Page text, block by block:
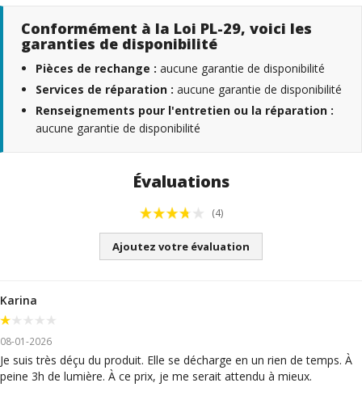
Conformément à la Loi PL-29, voici les
garanties de disponibilité
Pièces de rechange : aucune garantie de disponibilité
Services de réparation : aucune garantie de disponibilité
Renseignements pour l'entretien ou la réparation :
aucune garantie de disponibilité
Évaluations
(4)
Ajoutez votre évaluation
Karina
08-01-2026
Je suis très déçu du produit. Elle se décharge en un rien de temps. À
peine 3h de lumière. À ce prix, je me serait attendu à mieux.